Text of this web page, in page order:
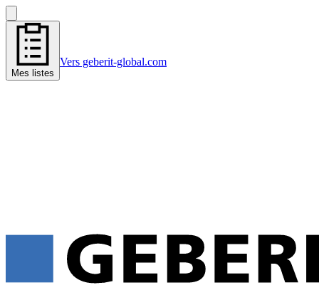
Mes listes
Vers geberit-global.com